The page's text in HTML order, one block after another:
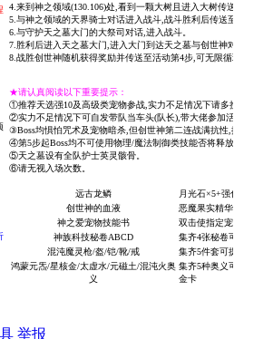
4.来到神之领域(130.106)处,看到一颗大树且进入大树传送至神之
5.与神之领域的天界骑士对话进入战斗,战斗胜利后传送至天之墓。
6.与守护天之墓大门的大祭司对话,进入战斗。
7. 胜利后进入天之墓大门,进入大门到达天之墓与创世神对话,进入
8. 战胜创世神随机获得奖励并传送至活动第4步,可无限循环直至活
★请认真阅读以下重要提示：
①推荐天选强10及高级类宠物参战,实力不足情况下请多携带咒术
②实力不足情况下可自发带队当车头(队长),带大佬参加活动蹭奖励
③Boss均惧怕咒术及宠物暗杀,但创世神第二连战满抗性,推荐使用
④第5步起Boss均不可使用物理/魔法制御类技能否将释放全体即死
⑤天之墓设有全队护士英灵骸骨。
⑥请无视入场次数。
远古龙鳞
月光石×5+强化灵石
创世神的血液
恶魔果实精华×5+恶魔
神之爱宠物技能书
双击使指定宠物学习神
神族科技秘卷ABCD
集齐4张秘卷可交付法
混沌魔灵枪/盔/铠/靴/戒
集齐5件套可提交至文
鸿蒙元炁/星核金/太虚水/元磁土/混沌火奥
义
集齐5种奥义可在综合
金卡
举报